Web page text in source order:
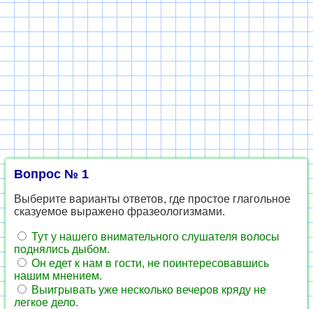
Вопрос № 1
Выберите варианты ответов, где простое глагольное
сказуемое выражено фразеологизмами.
Тут у нашего внимательного слушателя волосы
поднялись дыбом.
Он едет к нам в гости, не поинтересовавшись
нашим мнением.
Выигрывать уже несколько вечеров кряду не
легкое дело.